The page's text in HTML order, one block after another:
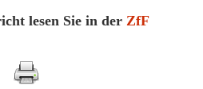
lesen Sie in der ZfF